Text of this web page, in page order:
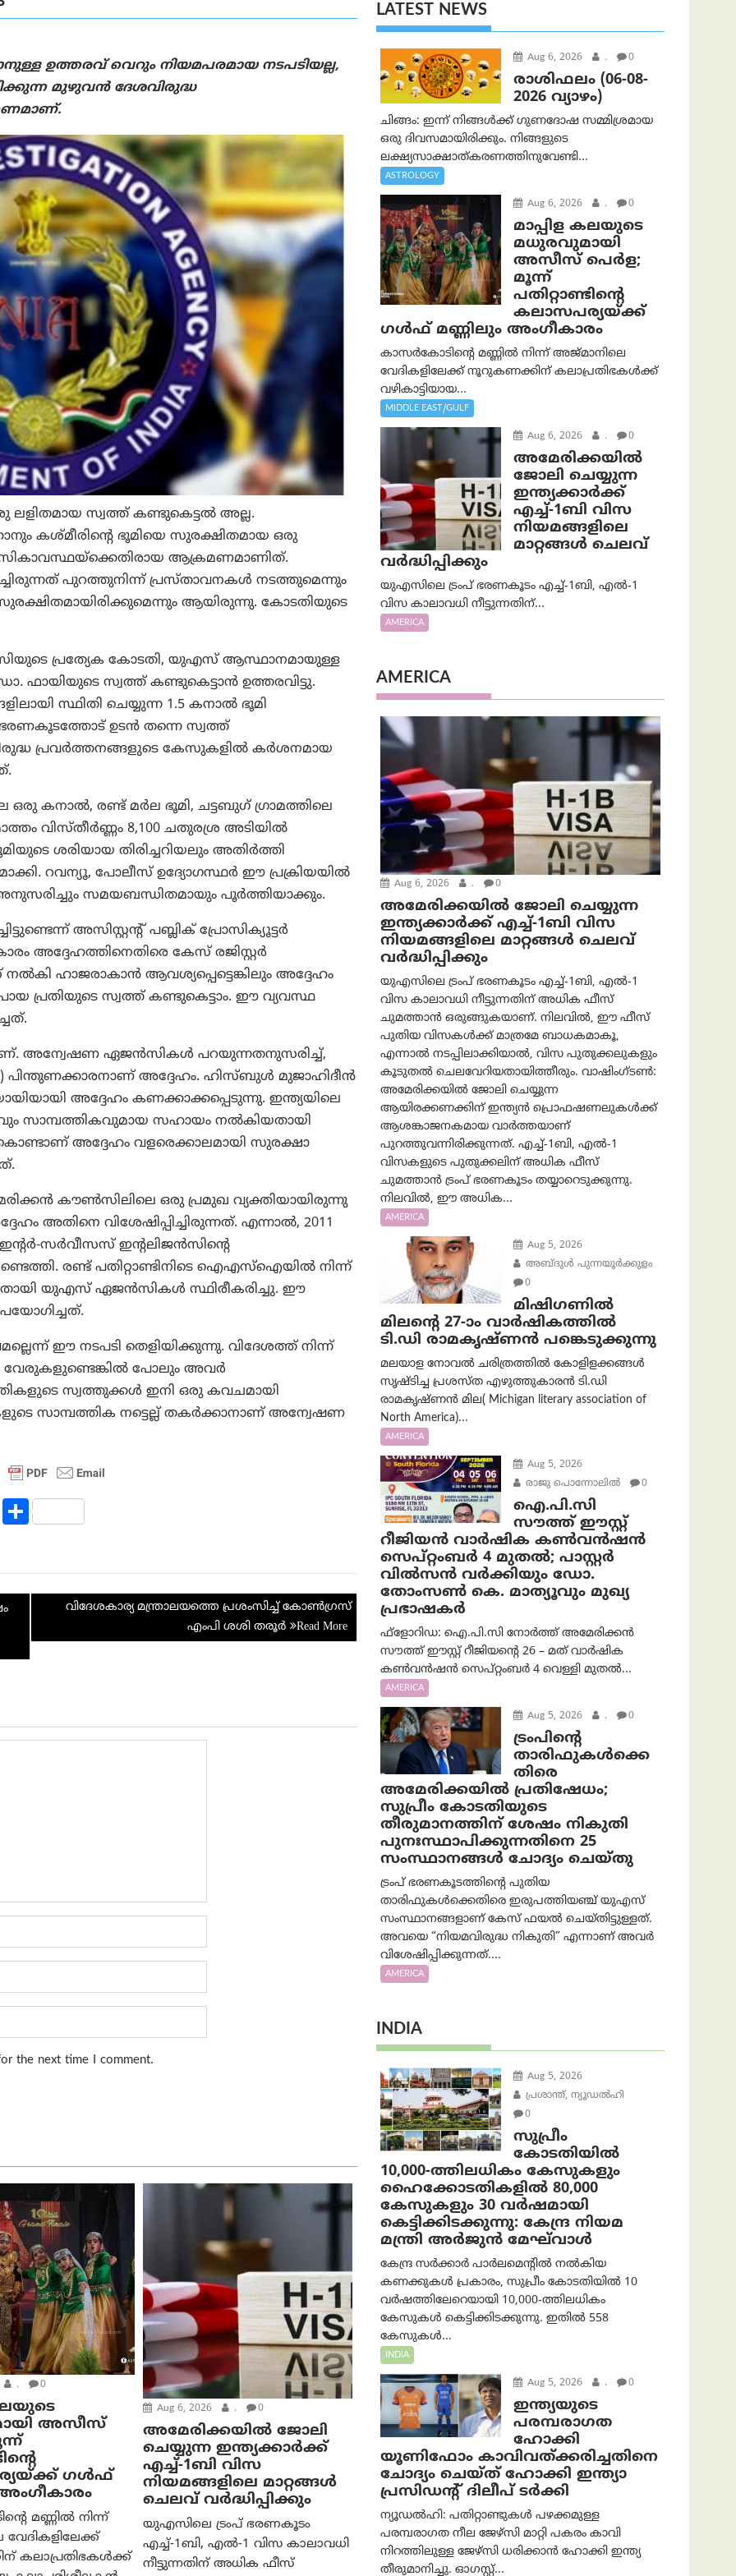
ഉത്തരവ് വെറും നിയമപരമായ നടപടിയല്ല,
മുഴുവൻ ദേശവിരുദ്ധ
സ്വത്ത് കണ്ടുകെട്ടൽ അല്ല.
കശ്മീരിന്റെ ഭൂമിയെ സുരക്ഷിതമായ ഒരു
ആക്രമണമാണിത്.
പുറത്തുനിന്ന് പ്രസ്താവനകൾ നടത്തുമെന്നും
ആയിരുന്നു. കോടതിയുടെ
പ്രത്യേക കോടതി, യുഎസ് ആസ്ഥാനമായുള്ള
ഫായിയുടെ സ്വത്ത് കണ്ടുകെട്ടാൻ ഉത്തരവിട്ടു.
സ്ഥിതി ചെയ്യുന്ന 1.5 കനാൽ ഭൂമി
ഭരണകൂടത്തോട് ഉടൻ തന്നെ സ്വത്ത്
പ്രവർത്തനങ്ങളുടെ കേസുകളിൽ കർശനമായ
ഒരു കനാൽ, രണ്ട് മർല ഭൂമി, ചട്ടബുഗ് ഗ്രാമത്തിലെ
വിസ്തീർണ്ണം 8,100 ചതുരശ്ര അടിയിൽ
ശരിയായ തിരിച്ചറിയലും അതിർത്തി
റവന്യൂ, പോലീസ് ഉദ്യോഗസ്ഥർ ഈ പ്രക്രിയയിൽ
സമയബന്ധിതമായും പൂർത്തിയാക്കും.
അസിസ്റ്റന്റ് പബ്ലിക് പ്രോസിക്യൂട്ടർ
അദ്ദേഹത്തിനെതിരെ കേസ് രജിസ്റ്റർ
ഹാജരാകാൻ ആവശ്യപ്പെട്ടെങ്കിലും അദ്ദേഹം
പ്രതിയുടെ സ്വത്ത് കണ്ടുകെട്ടാം. ഈ വ്യവസ്ഥ
അന്വേഷണ ഏജൻസികൾ പറയുന്നതനുസരിച്ച്,
അദ്ദേഹം. ഹിസ്ബുൾ മുജാഹിദീൻ
അദ്ദേഹം കണക്കാക്കപ്പെടുന്നു. ഇന്ത്യയിലെ
സാമ്പത്തികവുമായ സഹായം നൽകിയതായി
അദ്ദേഹം വളരെക്കാലമായി സുരക്ഷാ
കൗൺസിലിലെ ഒരു പ്രമുഖ വ്യക്തിയായിരുന്നു
അതിനെ വിശേഷിപ്പിച്ചിരുന്നത്. എന്നാല്‍, 2011
സർവീസസ് ഇന്റലിജൻസിന്റെ
രണ്ട് പതിറ്റാണ്ടിനിടെ ഐഎസ്‌ഐയിൽ നിന്ന്
യുഎസ് ഏജൻസികൾ സ്ഥിരീകരിച്ചു. ഈ
ഈ നടപടി തെളിയിക്കുന്നു. വിദേശത്ത് നിന്ന്
വേരുകളുണ്ടെങ്കിൽ പോലും അവര്‍
സ്വത്തുക്കൾ ഇനി ഒരു കവചമായി
സാമ്പത്തിക നട്ടെല്ല് തകർക്കാനാണ് അന്വേഷണ
R S
ar
e
വിദേശകാര്യ മന്ത്രാലയത്തെ പ്രശംസിച്ച് കോണ്‍ഗ്രസ്
എം‌പി ശശി തരൂര്‍
the next time I comment.
. 0
അസീസ്
ഗൾഫ്
മണ്ണിൽ നിന്ന്
കലാപ്രതിഭകൾക്ക്
Aug 6, 2026 . 0
അമേരിക്കയില്‍ ജോലി
ചെയ്യുന്ന ഇന്ത്യക്കാർക്ക്
എച്ച്-1ബി വിസ
നിയമങ്ങളിലെ മാറ്റങ്ങൾ
ചെലവ് വർദ്ധിപ്പിക്കും
യുഎസിലെ ട്രംപ് ഭരണകൂടം
എച്ച്-1ബി, എൽ-1 വിസ കാലാവധി
നീട്ടുന്നതിന് അധിക ഫീസ്
LATEST NEWS
Aug 6, 2026 . 0
രാശിഫലം (06-08-
2026 വ്യാഴം)
ചിങ്ങം: ഇന്ന് നിങ്ങൾക്ക് ഗുണദോഷ സമ്മിശ്രമായ
ഒരു ദിവസമായിരിക്കും. നിങ്ങളുടെ
ലക്ഷ്യസാക്ഷാത്കരണത്തിനുവേണ്ടി...
ASTROLOGY
Aug 6, 2026 . 0
മാപ്പിള കലയുടെ
മധുരവുമായി
അസീസ് പെർള;
മൂന്ന്
പതിറ്റാണ്ടിന്റെ
കലാസപര്യയ്ക്ക്
ഗൾഫ് മണ്ണിലും അംഗീകാരം
കാസർകോടിന്റെ മണ്ണിൽ നിന്ന് അജ്മാനിലെ
വേദികളിലേക്ക് നൂറുകണക്കിന് കലാപ്രതിഭകൾക്ക്
വഴികാട്ടിയായ...
MIDDLE EAST/GULF
Aug 6, 2026 . 0
അമേരിക്കയില്‍
ജോലി ചെയ്യുന്ന
ഇന്ത്യക്കാർക്ക്
എച്ച്-1ബി വിസ
നിയമങ്ങളിലെ
മാറ്റങ്ങൾ ചെലവ്
വർദ്ധിപ്പിക്കും
യുഎസിലെ ട്രംപ് ഭരണകൂടം എച്ച്-1ബി, എൽ-1
വിസ കാലാവധി നീട്ടുന്നതിന്...
AMERICA
AMERICA
Aug 6, 2026 . 0
അമേരിക്കയില്‍ ജോലി ചെയ്യുന്ന
ഇന്ത്യക്കാർക്ക് എച്ച്-1ബി വിസ
നിയമങ്ങളിലെ മാറ്റങ്ങൾ ചെലവ്
വർദ്ധിപ്പിക്കും
യുഎസിലെ ട്രംപ് ഭരണകൂടം എച്ച്-1ബി, എൽ-1
വിസ കാലാവധി നീട്ടുന്നതിന് അധിക ഫീസ്
ചുമത്താൻ ഒരുങ്ങുകയാണ്. നിലവിൽ, ഈ ഫീസ്
പുതിയ വിസകൾക്ക് മാത്രമേ ബാധകമാകൂ,
എന്നാൽ നടപ്പിലാക്കിയാൽ, വിസ പുതുക്കലുകളും
കൂടുതൽ ചെലവേറിയതായിത്തീരും. വാഷിംഗ്ടണ്‍:
അമേരിക്കയില്‍ ജോലി ചെയ്യുന്ന
ആയിരക്കണക്കിന് ഇന്ത്യൻ പ്രൊഫഷണലുകൾക്ക്
ആശങ്കാജനകമായ വാർത്തയാണ്
പുറത്തുവന്നിരിക്കുന്നത്. എച്ച്-1ബി, എൽ-1
വിസകളുടെ പുതുക്കലിന് അധിക ഫീസ്
ചുമത്താൻ ട്രംപ് ഭരണകൂടം തയ്യാറെടുക്കുന്നു.
നിലവിൽ, ഈ അധിക...
AMERICA
Aug 5, 2026
അബ്ദുൾ പുന്നയൂർക്കുളം
0
മിഷിഗണിൽ
മിലന്റെ 27-ാം വാർഷികത്തിൽ
ടി.ഡി രാമകൃഷ്ണൻ പങ്കെടുക്കുന്നു
മലയാള നോവൽ ചരിത്രത്തിൽ കോളിളക്കങ്ങൾ
സൃഷ്ടിച്ച പ്രശസ്‌ത എഴുത്തുകാരൻ ടി.ഡി
രാമകൃഷ്ണൻ മില( Michigan literary association of
North America)...
AMERICA
Aug 5, 2026
രാജു പൊന്നോലിൽ
0
ഐ.പി.സി
സൗത്ത് ഈസ്റ്റ്
റീജിയൻ വാർഷിക കൺവൻഷൻ
സെപ്റ്റംബർ 4 മുതൽ; പാസ്റ്റർ
വിൽസൻ വർക്കിയും ഡോ.
തോംസൺ കെ. മാത്യൂവും മുഖ്യ
പ്രഭാഷകർ
ഫ്ളോറിഡ: ഐ.പി.സി നോർത്ത് അമേരിക്കൻ
സൗത്ത് ഈസ്റ്റ് റീജിയന്റെ 26 – മത് വാർഷിക
കൺവൻഷൻ സെപ്റ്റംബർ 4 വെള്ളി മുതൽ...
AMERICA
Aug 5, 2026 . 0
ട്രംപിന്റെ
താരിഫുകൾക്കെ
തിരെ
അമേരിക്കയില്‍ പ്രതിഷേധം;
സുപ്രീം കോടതിയുടെ
തീരുമാനത്തിന് ശേഷം നികുതി
പുനഃസ്ഥാപിക്കുന്നതിനെ 25
സംസ്ഥാനങ്ങൾ ചോദ്യം ചെയ്തു
ട്രംപ് ഭരണകൂടത്തിന്റെ പുതിയ
താരിഫുകൾക്കെതിരെ ഇരുപത്തിയഞ്ച് യുഎസ്
സംസ്ഥാനങ്ങളാണ് കേസ് ഫയൽ ചെയ്തിട്ടുള്ളത്.
അവയെ “നിയമവിരുദ്ധ നികുതി” എന്നാണ് അവര്‍
വിശേഷിപ്പിക്കുന്നത്....
AMERICA
INDIA
Aug 5, 2026
പ്രശാന്ത്, ന്യൂഡല്‍ഹി
0
സുപ്രീം
കോടതിയിൽ
10,000-ത്തിലധികം കേസുകളും
ഹൈക്കോടതികളിൽ 80,000
കേസുകളും 30 വർഷമായി
കെട്ടിക്കിടക്കുന്നു: കേന്ദ്ര നിയമ
മന്ത്രി അര്‍ജുന്‍ മേഘ്‌വാള്‍
കേന്ദ്ര സർക്കാർ പാർലമെന്റിൽ നൽകിയ
കണക്കുകൾ പ്രകാരം, സുപ്രീം കോടതിയിൽ 10
വർഷത്തിലേറെയായി 10,000-ത്തിലധികം
കേസുകൾ കെട്ടിക്കിടക്കുന്നു. ഇതിൽ 558
കേസുകൾ...
INDIA
Aug 5, 2026 . 0
ഇന്ത്യയുടെ
പരമ്പരാഗത
ഹോക്കി
യൂണിഫോം കാവിവത്ക്കരിച്ചതിനെ
ചോദ്യം ചെയ്ത് ഹോക്കി ഇന്ത്യാ
പ്രസിഡന്റ് ദിലീപ് ടര്‍ക്കി
ന്യൂഡൽഹി: പതിറ്റാണ്ടുകൾ പഴക്കമുള്ള
പരമ്പരാഗത നീല ജേഴ്‌സി മാറ്റി പകരം കാവി
നിറത്തിലുള്ള ജേഴ്‌സി ധരിക്കാൻ ഹോക്കി ഇന്ത്യ
തീരുമാനിച്ചു. ഓഗസ്റ്റ്...